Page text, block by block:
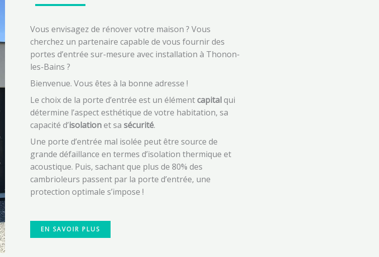
Vous envisagez de rénover votre maison ? Vous
cherchez un partenaire capable de vous fournir des
portes d’entrée sur-mesure avec installation à Thonon-
les-Bains ?
Bienvenue. Vous êtes à la bonne adresse !
Le choix de la porte d’entrée est un élémentcapitalqui
détermine l’aspect esthétique de votre habitation, sa
capacité d’isolationet sa sécurité.
Une porte d’entrée mal isolée peut être source de
grande défaillance en termes d’isolation thermique et
acoustique. Puis, sachant que plus de 80% des
cambrioleurs passent par la porte d’entrée, une
protection optimale s’impose !
EN SAVOIR PLUS